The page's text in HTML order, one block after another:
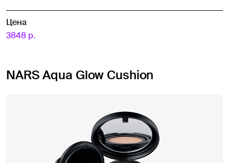
Цена
3848 р.
NARS Aqua Glow Cushion